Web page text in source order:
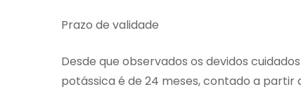
Prazo de validade
Desde que observados os devidos
potássica é de 24 meses, contado a